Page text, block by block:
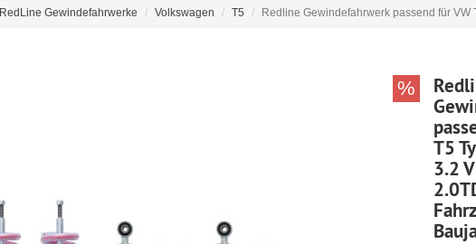
RedLine Gewindefahrwerke Volkswagen T5 Redline Gewindefahrwerk passend für VW
%
T5
3.2